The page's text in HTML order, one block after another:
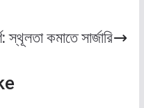
স্থূলতা কমাতে সার্জারি